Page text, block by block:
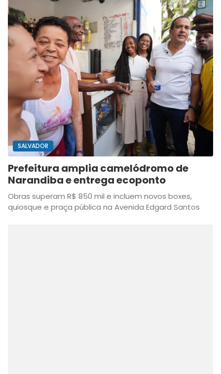
SALVADOR
Prefeitura amplia camelódromo de
Narandiba e entrega ecoponto
Obras superam R$ 850 mil e incluem novos boxes,
quiosque e praça pública na Avenida Edgard Santos